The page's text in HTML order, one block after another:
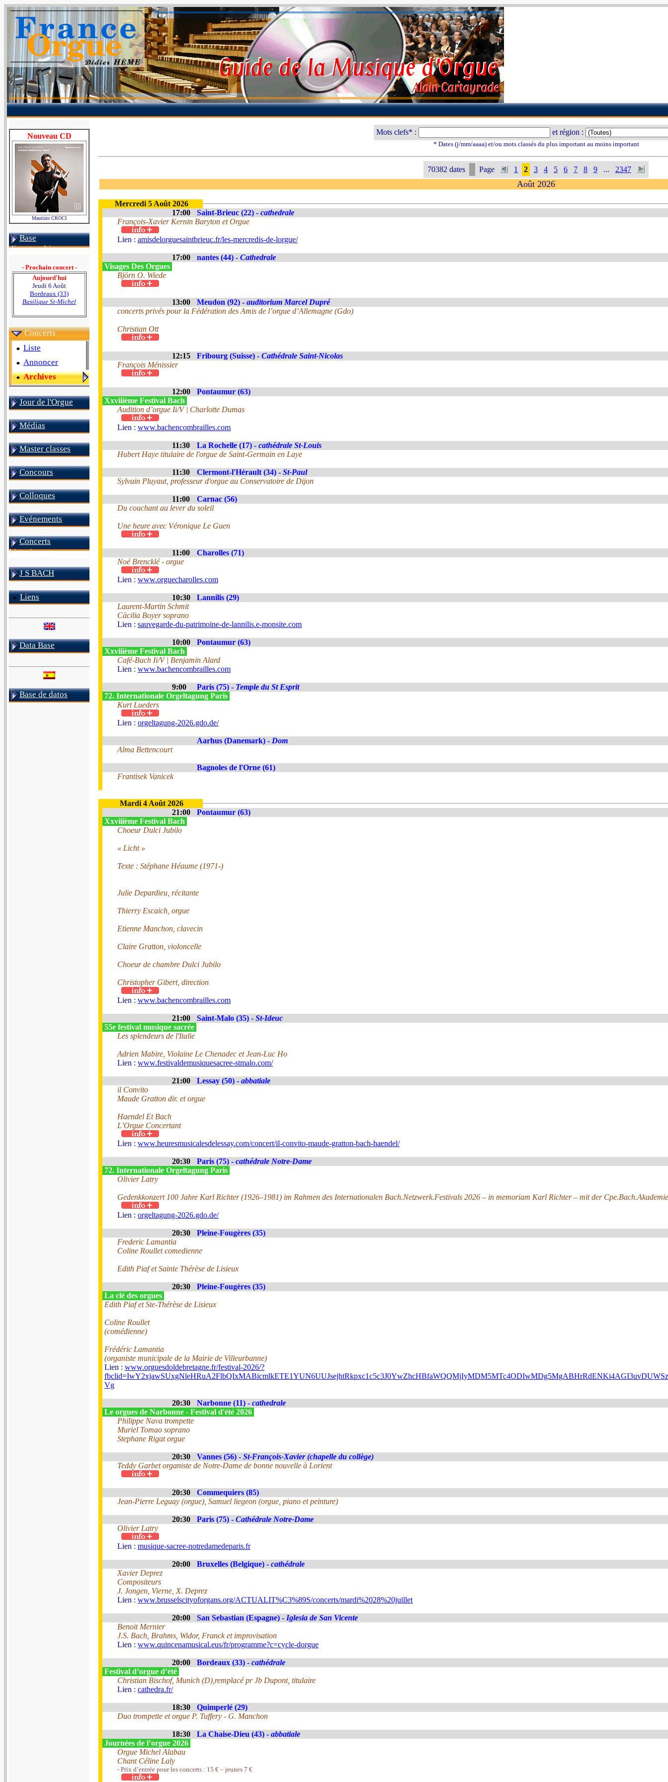
Nouveau CD
Maurizio CROCI
Base
discographique
- Prochain concert -
Aujourd'hui
Jeudi 6 Août
Bordeaux (33)
Basilique St-Michel
Concerts
Liste
Annoncer
Archives
Jour de l'Orgue
Médias
Master classes
Concours
Colloques
Evénements
Concerts
historiques
J S BACH
Liens
Data Base
Base de datos
Mots clefs* : et région :
* Dates (j/mm/aaaa) et/ou mots classés du plus important au moins important
70382 dates Page 1 2 3 4 5 6 7 8 9 ... 2347
Août 2026
Mercredi 5 Août 2026
17:00
Saint-Brieuc (22) - cathedrale
François-Xavier Kernin Baryton et Orgue
Lien : amisdelorguesaintbrieuc.fr/les-mercredis-de-lorgue/
17:00 nantes (44) - Cathedrale
Visages Des Orgues
Björn O. Wiede
13:00 Meudon (92) - auditorium Marcel Dupré
concerts privés pour la Fédération des Amis de l’orgue d’Allemagne (Gdo)
Christian Ott
12:15 Fribourg (Suisse) - Cathédrale Saint-Nicolas
François Ménissier
12:00
Pontaumur (63)
Xxviiième Festival Bach
Audition d’orgue Ii/V | Charlotte Dumas
Lien : www.bachencombrailles.com
11:30 La Rochelle (17) - cathédrale St-Louis
Hubert Haye titulaire de l'orgue de Saint-Germain en Laye
11:30 Clermont-l'Hérault (34) - St-Paul
Sylvain Pluyaut, professeur d'orgue au Conservatoire de Dijon
11:00
Carnac (56)
Du couchant au lever du soleil
Une heure avec Véronique Le Guen
11:00
Charolles (71)
Noé Brencklé - orgue
Lien : www.orguecharolles.com
10:30
Lannilis (29)
Laurent-Martin Schmit
Cäcilia Boyer soprano
Lien : sauvegarde-du-patrimoine-de-lannilis.e-monsite.com
10:00
Pontaumur (63)
Xxviiième Festival Bach
Café-Bach Ii/V | Benjamin Alard
Lien : www.bachencombrailles.com
9:00 Paris (75) - Temple du St Esprit
72. Internationale Orgeltagung Paris
Kurt Lueders
Lien : orgeltagung-2026.gdo.de/
Aarhus (Danemark) - Dom
Alma Bettencourt
Bagnoles de l'Orne (61)
Frantisek Vanicek
Mardi 4 Août 2026
21:00
Pontaumur (63)
Xxviiième Festival Bach
Choeur Dulci Jubilo
« Licht »
Texte : Stéphane Héaume (1971-)
Julie Depardieu, récitante
Thierry Escaich, orgue
Etienne Manchon, clavecin
Claire Gratton, violoncelle
Choeur de chambre Dulci Jubilo
Christopher Gibert, direction
Lien : www.bachencombrailles.com
21:00 Saint-Malo (35) - St-Ideuc
55e festival musique sacrée
Les splendeurs de l'Italie
Adrien Mabire, Violaine Le Chenadec et Jean-Luc Ho
Lien : www.festivaldemusiquesacree-stmalo.com/
21:00 Lessay (50) - abbatiale
il Convito
Maude Gratton dir. et orgue
Haendel Et Bach
L’Orgue Concertant
Lien : www.heuresmusicalesdelessay.com/concert/il-convito-maude-gratton-bach-haendel/
20:30 Paris (75) - cathédrale Notre-Dame
72. Internationale Orgeltagung Paris
Olivier Latry
Gedenkkonzert 100 Jahre Karl Richter (1926–1981) im Rahmen des Internationalen Bach.Netzwerk.Festivals 2026 – in memoriam Karl Richter – mit der
Lien : orgeltagung-2026.gdo.de/
20:30
Pleine-Fougères (35)
Frederic Lamantia
Coline Roullet comedienne
Edith Piaf et Sainte Thérèse de Lisieux
20:30
Pleine-Fougères (35)
La clé des orgues
Edith Piaf et Ste-Thérèse de Lisieux
Coline Roullet
(comédienne)
Frédéric Lamantia
(organiste municipale de la Mairie de Villeurbanne)
Lien : www.orguesdoldebretagne.fr/festival-2026/?
Vg
20:30 Narbonne (11) - cathedrale
Le orgues de Narbonne - Festival d'été 2026
Philippe Nava trompette
Muriel Tomao soprano
Stephane Rigat orgue
20:30 Vannes (56) - St-François-Xavier (chapelle du collège)
Teddy Garbet organiste de Notre-Dame de bonne nouvelle à Lorient
20:30
Commequiers (85)
Jean-Pierre Leguay (orgue), Samuel liegeon (orgue, piano et peinture)
20:30 Paris (75) - Cathédrale Notre-Dame
Olivier Latry
Lien : musique-sacree-notredamedeparis.fr
20:00 Bruxelles (Belgique) - cathédrale
Xavier Deprez
Compositeurs
J. Jongen, Vierne, X. Deprez
Lien : www.brusselscityoforgans.org/ACTUALIT%C3%89S/concerts/mardi%2028%20juillet
20:00 San Sebastian (Espagne) - Iglesia de San Vicente
Benoit Mernier
J.S. Bach, Brahms, Widor, Franck et improvisation
Lien : www.quincenamusical.eus/fr/programme?c=cycle-dorgue
20:00 Bordeaux (33) - cathédrale
Festival d’orgue d’été
Christian Bischof, Munich (D),remplacé pr Jb Dupont, titulaire
Lien : cathedra.fr/
18:30
Quimperlé (29)
Duo trompette et orgue P. Tuffery - G. Manchon
18:30 La Chaise-Dieu (43) - abbatiale
Journées de l’orgue 2026
Orgue Michel Alabau
Chant Céline Laly
- Prix d’entrée pour les concerts : 15 € – jeunes 7 €